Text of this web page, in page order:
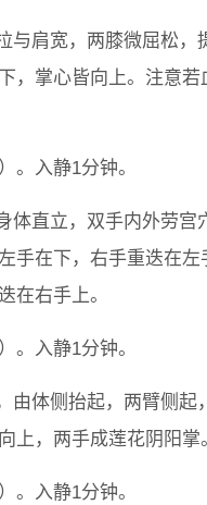
与肩宽，两膝微屈松，
，掌心皆向上。注意
。入静1分钟。
体直立，双手内外劳宫
手在下，右手重迭在左
在右手上。
。入静1分钟。
由体侧抬起，两臂侧起
上，两手成莲花阴阳掌
。入静1分钟。